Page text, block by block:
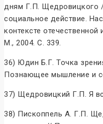
дням Г.П.
социальное действие.
контексте
М., 2004. С. 339.
36) Юдин Б.Г. Точка
Познающее мышление и
37) Щедровицкий Г.П. Я
38) Пископпель А. Г.П.